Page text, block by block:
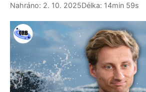
Nahráno: 2. 10. 2025Délka: 14min 59s